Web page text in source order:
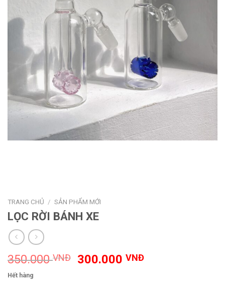
TRANG CHỦ / SẢN PHẨM MỚI
LỌC RỜI BÁNH XE
350.000VNĐ
Giá
300.000VNĐGiá
Hết hàng